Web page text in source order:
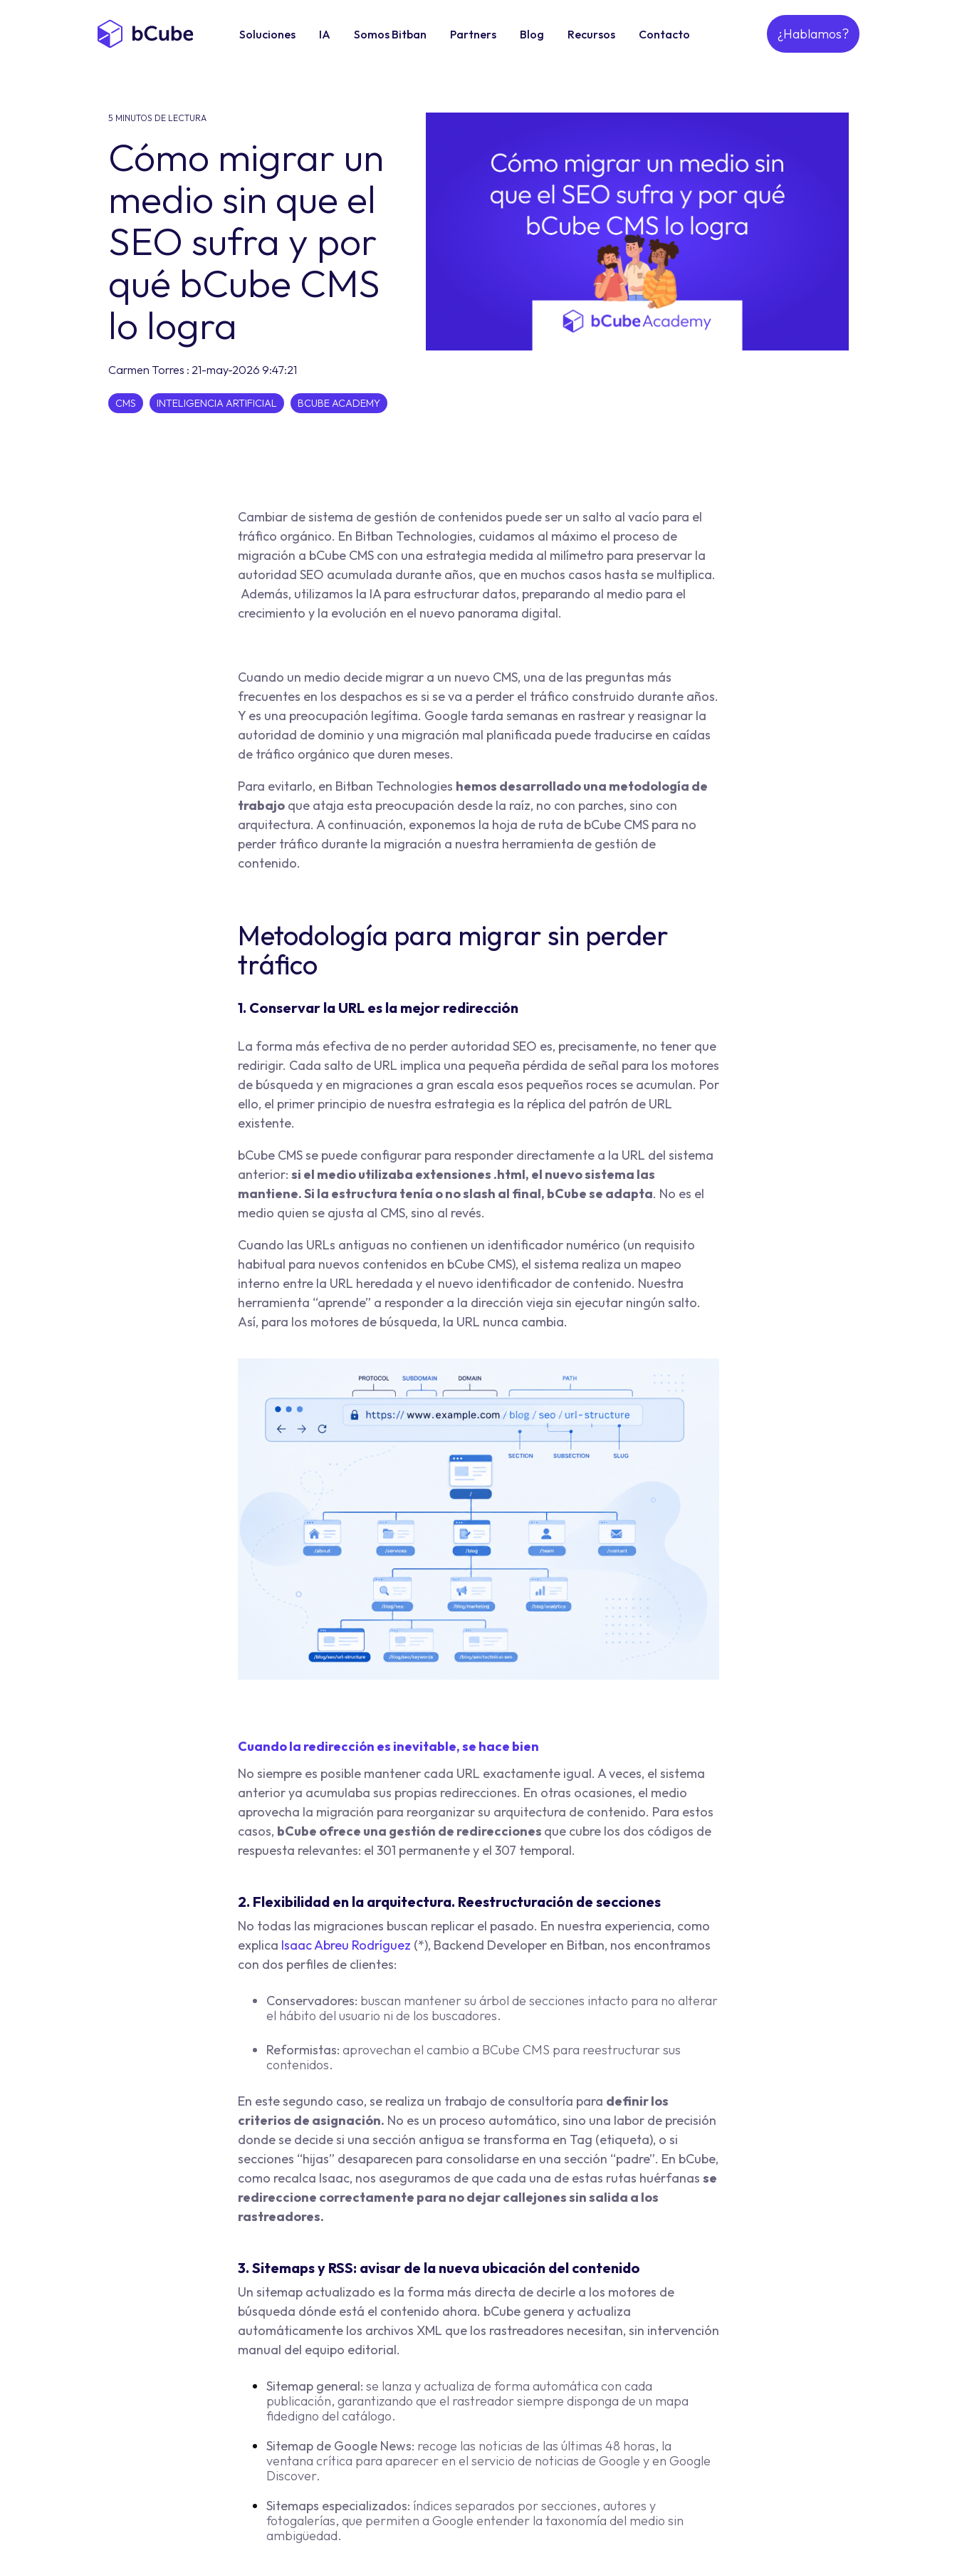
Soluciones IA Somos Bitban Partners Blog Recursos Contacto ¿Hablamos?
5 MINUTOS DE LECTURA
Cómo migrar un
medio sin que el
SEO sufra y por
qué bCube CMS
lo logra
Carmen Torres : 21-may-2026 9:47:21
CMS INTELIGENCIA ARTIFICIAL BCUBE ACADEMY
Cambiar de sistema de gestión de contenidos puede ser un salto al vacío para el
tráfico orgánico. En Bitban Technologies, cuidamos al máximo el proceso de
migración a bCube CMS con una estrategia medida al milímetro para preservar la
autoridad SEO acumulada durante años, que en muchos casos hasta se multiplica.
Además, utilizamos la IA para estructurar datos, preparando al medio para el
crecimiento y la evolución en el nuevo panorama digital.
Cuando un medio decide migrar a un nuevo CMS, una de las preguntas más
frecuentes en los despachos es si se va a perder el tráfico construido durante años.
Y es una preocupación legítima. Google tarda semanas en rastrear y reasignar la
autoridad de dominio y una migración mal planificada puede traducirse en caídas
de tráfico orgánico que duren meses.
Para evitarlo, en Bitban Technologies hemos desarrollado una metodología de
trabajo que ataja esta preocupación desde la raíz, no con parches, sino con
arquitectura. A continuación, exponemos la hoja de ruta de bCube CMS para no
perder tráfico durante la migración a nuestra herramienta de gestión de
contenido.
Metodología para migrar sin perder
tráfico
1. Conservar la URL es la mejor redirección
La forma más efectiva de no perder autoridad SEO es, precisamente, no tener que
redirigir. Cada salto de URL implica una pequeña pérdida de señal para los motores
de búsqueda y en migraciones a gran escala esos pequeños roces se acumulan. Por
ello, el primer principio de nuestra estrategia es la réplica del patrón de URL
existente.
bCube CMS se puede configurar para responder directamente a la URL del sistema
anterior: si el medio utilizaba extensiones .html, el nuevo sistema las
mantiene. Si la estructura tenía o no slash al final, bCube se adapta. No es el
medio quien se ajusta al CMS, sino al revés.
Cuando las URLs antiguas no contienen un identificador numérico (un requisito
habitual para nuevos contenidos en bCube CMS), el sistema realiza un mapeo
interno entre la URL heredada y el nuevo identificador de contenido. Nuestra
herramienta “aprende” a responder a la dirección vieja sin ejecutar ningún salto.
Así, para los motores de búsqueda, la URL nunca cambia.
Cuando la redirección es inevitable, se hace bien
No siempre es posible mantener cada URL exactamente igual. A veces, el sistema
anterior ya acumulaba sus propias redirecciones. En otras ocasiones, el medio
aprovecha la migración para reorganizar su arquitectura de contenido. Para estos
casos, bCube ofrece una gestión de redirecciones que cubre los dos códigos de
respuesta relevantes: el 301 permanente y el 307 temporal.
2. Flexibilidad en la arquitectura. Reestructuración de secciones
No todas las migraciones buscan replicar el pasado. En nuestra experiencia, como
explica Isaac Abreu Rodríguez (*), Backend Developer en Bitban, nos encontramos
con dos perfiles de clientes:
Conservadores: buscan mantener su árbol de secciones intacto para no alterar
el hábito del usuario ni de los buscadores.
Reformistas: aprovechan el cambio a BCube CMS para reestructurar sus
contenidos.
En este segundo caso, se realiza un trabajo de consultoría para definir los
criterios de asignación. No es un proceso automático, sino una labor de precisión
donde se decide si una sección antigua se transforma en Tag (etiqueta), o si
secciones “hijas” desaparecen para consolidarse en una sección “padre”. En bCube,
como recalca Isaac, nos aseguramos de que cada una de estas rutas huérfanas se
redireccione correctamente para no dejar callejones sin salida a los
rastreadores.
3. Sitemaps y RSS: avisar de la nueva ubicación del contenido
Un sitemap actualizado es la forma más directa de decirle a los motores de
búsqueda dónde está el contenido ahora. bCube genera y actualiza
automáticamente los archivos XML que los rastreadores necesitan, sin intervención
manual del equipo editorial.
Sitemap general: se lanza y actualiza de forma automática con cada
publicación, garantizando que el rastreador siempre disponga de un mapa
fidedigno del catálogo.
Sitemap de Google News: recoge las noticias de las últimas 48 horas, la
ventana crítica para aparecer en el servicio de noticias de Google y en Google
Discover.
Sitemaps especializados: índices separados por secciones, autores y
fotogalerías, que permiten a Google entender la taxonomía del medio sin
ambigüedad.